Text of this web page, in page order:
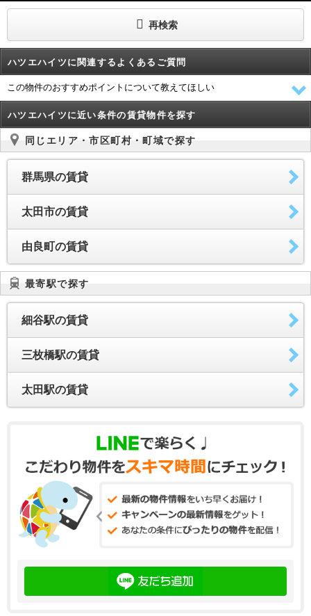
再検索
ハツエハイツに関連するよくあるご質問
この物件のおすすめポイントについて教えてほしい
ハツエハイツに近い条件の賃貸物件を探す
同じエリア・市区町村・町域で探す
群馬県の賃貸
太田市の賃貸
由良町の賃貸
最寄駅で探す
細谷駅の賃貸
三枚橋駅の賃貸
太田駅の賃貸